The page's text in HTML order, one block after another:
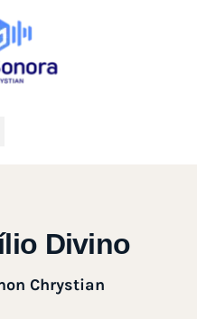
Divino
Chrystian